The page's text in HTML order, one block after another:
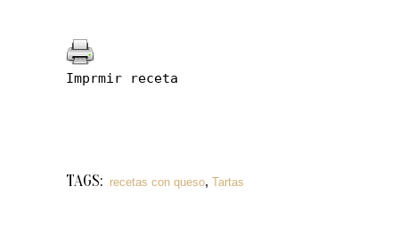
Imprmir receta
TAGS: recetas con queso, Tartas